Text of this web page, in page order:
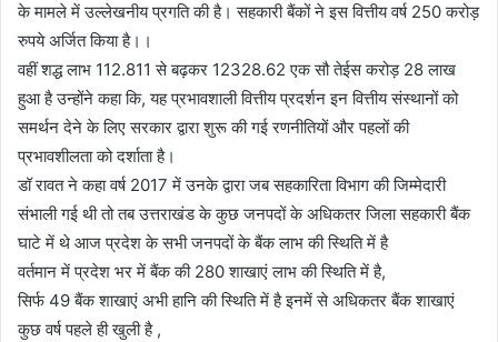
के मामले में उल्लेखनीय प्रगति की है। सहकारी बैंकों ने इस वित्तीय वर्ष 250 करोड़
रुपये अर्जित किया है।।
वहीं शद्ध लाभ 112.811 से बढ़कर 12328.62 एक सौ तेईस करोड़ 28 लाख
हुआ है उन्होंने कहा कि, यह प्रभावशाली वित्तीय प्रदर्शन इन वित्तीय संस्थानों को
समर्थन देने के लिए सरकार द्वारा शुरू की गई रणनीतियों और पहलों की
प्रभावशीलता को दर्शाता है।
डॉ रावत ने कहा वर्ष 2017 में उनके द्वारा जब सहकारिता विभाग की जिम्मेदारी
संभाली गई थी तो तब उत्तराखंड के कुछ जनपदों के अधिकतर जिला सहकारी बैंक
घाटे में थे आज प्रदेश के सभी जनपदों के बैंक लाभ की स्थिति में है
वर्तमान में प्रदेश भर में बैंक की 280 शाखाएं लाभ की स्थिति में है,
सिर्फ 49 बैंक शाखाएं अभी हानि की स्थिति में है इनमें से अधिकतर बैंक शाखाएं
कुछ वर्ष पहले ही खुली है ,